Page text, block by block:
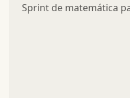
Sprint de matemática